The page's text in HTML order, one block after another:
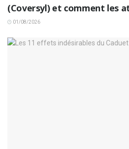
(Coversyl) et comment les
01/08/2026